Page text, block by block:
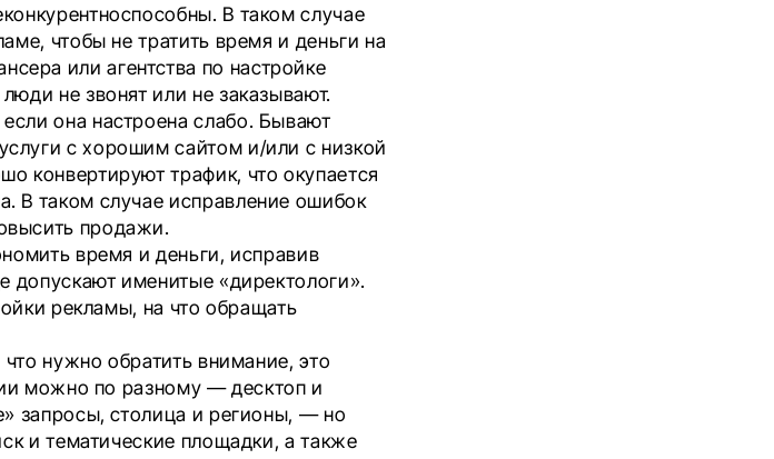
В таком случае
чтобы не тратить время и деньги на
или агентства по настройке
не звонят или не заказывают.
она настроена слабо. Бывают
с хорошим сайтом и/или с низкой
конвертируют трафик, что окупается
В таком случае исправление ошибок
продажи.
время и деньги, исправив
допускают именитые «директологи».
рекламы, на что обращать
нужно обратить внимание, это
можно по разному — десктоп и
запросы, столица и регионы, — но
и тематические площадки, а также